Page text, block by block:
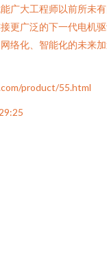
广大工程师以前所未
更广泛的下一代电机
络化、智能化的未来
product/55.html